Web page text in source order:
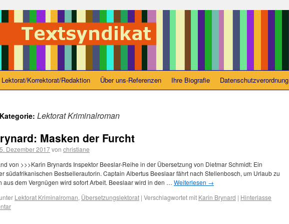
Lektorat/Korrektorat/Redaktion Über uns-Referenzen Ihre Biografie Datenschutzverordnung
Lektorat Kriminalroman
Masken der Furcht
5. Dezember 2017von christiane
von >>>Karin Brynards Inspektor Beeslar-Reihe in der Übersetzung von Dietmar Schmidt: Ein
südafrikanischen Bestsellerautorin. Captain Albertus Beeslaar fährt nach Stellenbosch, um Urlaub zu
aus dem Vergnügen wird sofort Arbeit. Beeslaar wird in den … Weiterlesen →
Lektorat Kriminalroman, Übersetzungslektorat | Verschlagwortet mit Karin Brynard | Hinterlasse